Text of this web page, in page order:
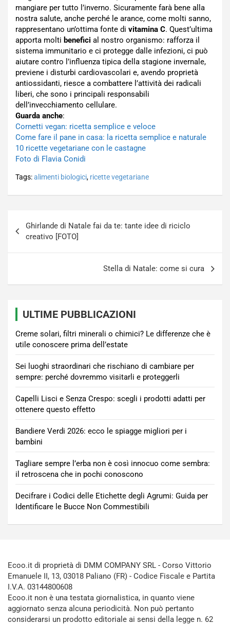
mangiare per tutto l’inverno. Sicuramente farà bene alla
nostra salute, anche perché le arance, come molti sanno,
rappresentano un’ottima fonte di vitamina C. Quest’ultima
apporta molti benefici al nostro organismo: rafforza il
sistema immunitario e ci protegge dalle infezioni, ci può
aiutare contro l’influenza tipica della stagione invernale,
previene i disturbi cardiovascolari e, avendo proprietà
antiossidanti, riesce a combattere l’attività dei radicali
liberi, che sono i principali responsabili
dell’invecchiamento cellulare.
Guarda anche:
Cornetti vegan: ricetta semplice e veloce
Come fare il pane in casa: la ricetta semplice e naturale
10 ricette vegetariane con le castagne
Foto di Flavia Conidi
Tags:alimenti biologici, ricette vegetariane
articoli
Ghirlande di Natale fai da te: tante idee di riciclo
creativo [FOTO]
Stella di Natale: come si cura
ULTIME PUBBLICAZIONI
Creme solari, filtri minerali o chimici? Le differenze che è
utile conoscere prima dell’estate
Sei luoghi straordinari che rischiano di cambiare per
sempre: perché dovremmo visitarli e proteggerli
Capelli Lisci e Senza Crespo: scegli i prodotti adatti per
ottenere questo effetto
Bandiere Verdi 2026: ecco le spiagge migliori per i
bambini
Tagliare sempre l’erba non è così innocuo come sembra:
il retroscena che in pochi conoscono
Decifrare i Codici delle Etichette degli Agrumi: Guida per
Identificare le Bucce Non Commestibili
Ecoo.it di proprietà di DMM COMPANY SRL - Corso Vittorio
Emanuele II, 13, 03018 Paliano (FR) - Codice Fiscale e Partita
I.V.A. 03144800608
Ecoo.it non è una testata giornalistica, in quanto viene
aggiornato senza alcuna periodicità. Non può pertanto
considerarsi un prodotto editoriale ai sensi della legge n. 62